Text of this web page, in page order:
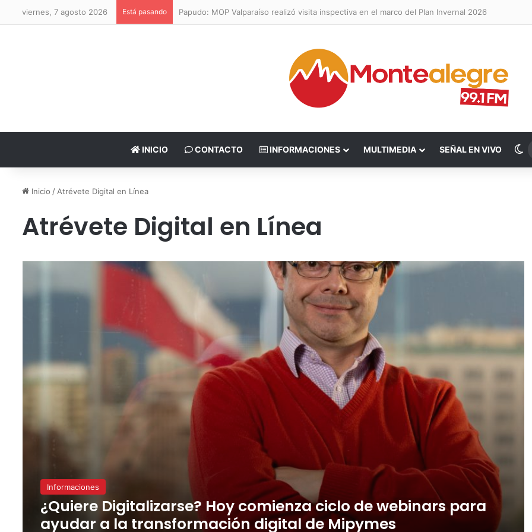
viernes, 7 agosto 2026 Está pasando Papudo: MOP Valparaíso realizó visita inspectiva en el marco del Plan Invernal 2026
INICIO CONTACTO INFORMACIONES MULTIMEDIA SEÑAL EN VIVO
Inicio / Atrévete Digital en Línea
Atrévete Digital en Línea
Informaciones
¿Quiere Digitalizarse? Hoy comienza ciclo de webinars para
ayudar a la transformación digital de Mipymes